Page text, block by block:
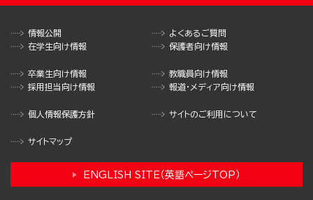
情報公開
よくあるご質問
在学生向け情報
保護者向け情報
卒業生向け情報
教職員向け情報
採用担当向け情報
報道・メディア向け情報
個人情報保護方針 サイトのご利用について
サイトマップ
ENGLISH SITE（英語ページTOP）